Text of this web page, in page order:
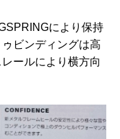
により保持
ビンディングは高
ールにより横方向